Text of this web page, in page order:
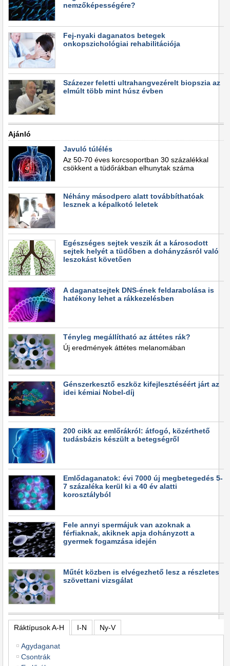
nemzőképességére?
Fej-nyaki daganatos betegek
onkopszichológiai rehabilitációja
Százezer feletti ultrahangvezérelt biopszia az
elmúlt több mint húsz évben
Ajánló
Javuló túlélés
Az 50-70 éves korcsoportban 30 százalékkal
csökkent a tüdőrákban elhunytak száma
Néhány másodperc alatt továbbíthatóak
lesznek a képalkotó leletek
Egészséges sejtek veszik át a károsodott
sejtek helyét a tüdőben a dohányzásról való
leszokást követően
A daganatsejtek DNS-ének feldarabolása is
hatékony lehet a rákkezelésben
Tényleg megállítható az áttétes rák?
Új eredmények áttétes melanomában
Génszerkesztő eszköz kifejlesztéséért járt az
idei kémiai Nobel-díj
200 cikk az emlőrákról: átfogó, közérthető
tudásbázis készült a betegségről
Emlődaganatok: évi 7000 új megbetegedés 5-
7 százaléka kerül ki a 40 év alatti
korosztályból
Fele annyi spermájuk van azoknak a
férfiaknak, akiknek apja dohányzott a
gyermek fogamzása idején
Műtét közben is elvégezhető lesz a részletes
szövettani vizsgálat
Ráktípusok A-H I-N Ny-V
Agydaganat
Csontrák